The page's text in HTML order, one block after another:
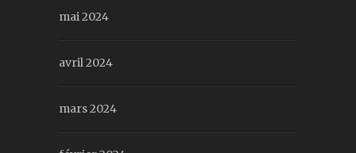
mai 2024
avril 2024
mars 2024